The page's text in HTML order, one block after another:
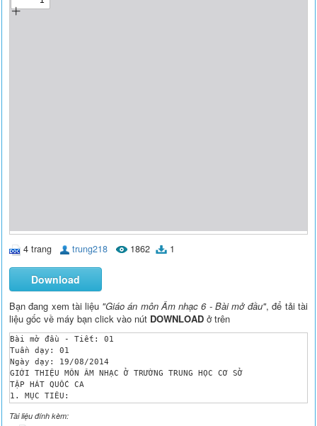
4 trang trung218 1862 1
Download
Bạn đang xem tài liệu "Giáo án môn Âm nhạc 6 - Bài mở đầu", để tải tài
liệu gốc về máy bạn click vào nút DOWNLOAD ở trên
Bài mở đầu - Tiết: 01
Tuần dạy: 01
Ngày dạy: 19/08/2014
GIỚI THIỆU MÔN ÂM NHẠC Ở TRƯỜNG TRUNG HỌC CƠ SỞ
TẬP HÁT QUỐC CA
1. MỤC TIÊU:
Kiến thức:
- HS có những hiểu biết sơ lược về nghệ thuật âm nhạc.
Tài liệu đính kèm: